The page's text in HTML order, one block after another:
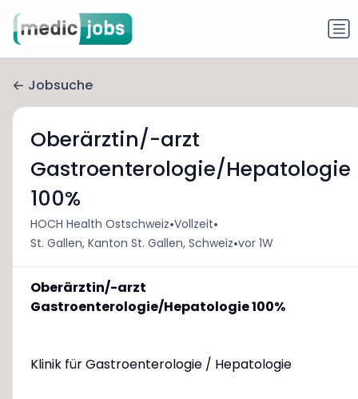
Jobsuche
Oberärztin/-arzt
Gastroenterologie/Hepatologie
100%
HOCH Health Ostschweiz•Vollzeit•
St. Gallen, Kanton St. Gallen, Schweiz•vor 1W
Oberärztin/-arzt
Gastroenterologie/Hepatologie 100%
Klinik für Gastroenterologie / Hepatologie